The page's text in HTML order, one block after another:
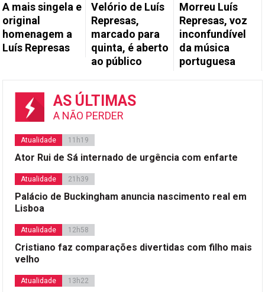
A mais singela e
original
homenagem a
Luís Represas
Velório de Luís
Represas,
marcado para
quinta, é aberto
ao público
Morreu Luís
Represas, voz
inconfundível
da música
portuguesa
AS ÚLTIMAS
A NÃO PERDER
Atualidade 11h19
Ator Rui de Sá internado de urgência com enfarte
Atualidade 21h39
Palácio de Buckingham anuncia nascimento real em
Lisboa
Atualidade 12h58
Cristiano faz comparações divertidas com filho mais
velho
Atualidade 13h22